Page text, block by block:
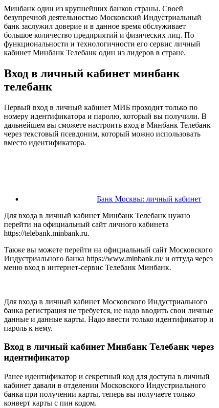
Минбанк один из крупнейших банков страны. Своей
безупречной деятельностью Московский Индустриальный
банк заслужил доверие и в данное время обслуживает
большое количество предприятий и физических лиц. По
функциональности и технологичности его сервис личный
кабинет Минбанк Телебанк один из лидеров в стране.
Вход в личный кабинет минбанк
телебанк
Первый вход в личный кабинет МИБ проходит только по
номеру идентификатора и паролю, который вы получили. В
дальнейшем вы сможете настроить вход в Минбанк Телебанк
через текстовый псевдоним, который можно использовать
вместо идентификатора.
Банк Москвы: личный кабинет
Для входа в личный кабинет Минбанк Телебанк нужно
перейти на официальный сайт личного кабинета
https://telebank.minbank.ru.
Также вы можете перейти на официальный сайт Московского
Индустриального банка https://www.minbank.ru/ и оттуда через
меню вход в интернет-сервис Телебанк Минбанк.
Для входа в личный кабинет Московского Индустриального
банка регистрация не требуется, не надо вводить свои личные
данные и данные карты. Надо ввести только идентификатор и
пароль к нему.
Вход в личный кабинет Минбанк Телебанк через
идентификатор
Ранее идентификатор и секретный код для доступа в личный
кабинет давали в отделении Московского Индустриального
банка при получении карты, теперь вы получаете только
конверт карты с пин кодом.